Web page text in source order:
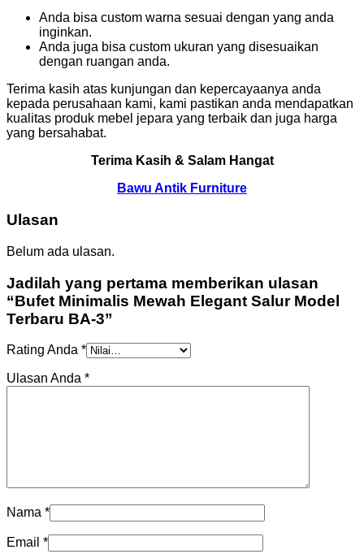
Anda bisa custom warna sesuai dengan yang anda
inginkan.
Anda juga bisa custom ukuran yang disesuaikan
dengan ruangan anda.
Terima kasih atas kunjungan dan kepercayaanya anda
kepada perusahaan kami, kami pastikan anda mendapatkan
kualitas produk mebel jepara yang terbaik dan juga harga
yang bersahabat.
Terima Kasih & Salam Hangat
Bawu Antik Furniture
Ulasan
Belum ada ulasan.
Jadilah yang pertama memberikan ulasan
“Bufet Minimalis Mewah Elegant Salur Model
Terbaru BA-3”
Rating Anda *
Ulasan Anda *
Nama *
Email *